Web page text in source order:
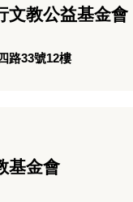
文教公益基金會
路33號12樓
基金會